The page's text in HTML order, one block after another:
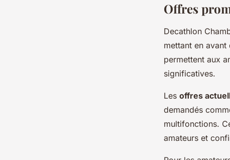
Offres
Decathlon
mettant en
permettent aux
significatives.
Les offres
demandés
multifonctions.
amateurs et